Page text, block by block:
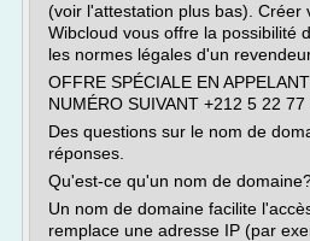
(voir l'attestation plus bas). Créer
Wibcloud vous offre la possibilité
les normes légales d'un
OFFRE SPÉCIALE EN
NUMÉRO SUIVANT +212 5 22 77
Des questions sur le nom de
réponses.
Qu'est-ce qu'un nom de
Un nom de domaine facilite
remplace une adresse IP (par